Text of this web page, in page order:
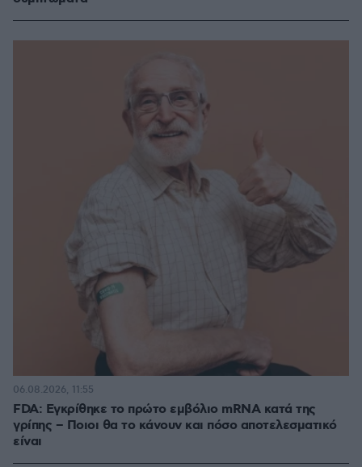
FDA: Εγκρίθηκε το πρώτο εμβόλιο mRNA κατά της
γρίπης – Ποιοι θα το κάνουν και πόσο αποτελεσματικό
είναι
06.08.2026, 11:55